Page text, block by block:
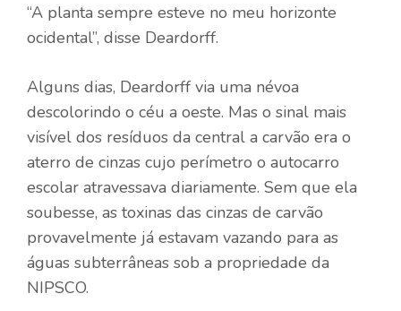
“A planta sempre esteve no meu horizonte
ocidental”, disse Deardorff.
Alguns dias, Deardorff via uma névoa
descolorindo o céu a oeste. Mas o sinal mais
visível dos resíduos da central a carvão era o
aterro de cinzas cujo perímetro o autocarro
escolar atravessava diariamente. Sem que ela
soubesse, as toxinas das cinzas de carvão
provavelmente já estavam vazando para as
águas subterrâneas sob a propriedade da
NIPSCO.